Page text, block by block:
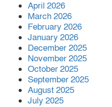
April 2026
March 2026
February 2026
January 2026
December 2025
November 2025
October 2025
September 2025
August 2025
July 2025